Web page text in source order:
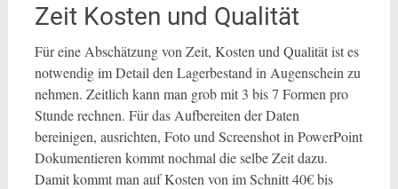
Zeit Kosten und Qualität
Für eine Abschätzung von Zeit, Kosten und Qualität ist es
notwendig im Detail den Lagerbestand in Augenschein zu
nehmen. Zeitlich kann man grob mit 3 bis 7 Formen pro
Stunde rechnen. Für das Aufbereiten der Daten
bereinigen, ausrichten, Foto und Screenshot in PowerPoint
Dokumentieren kommt nochmal die selbe Zeit dazu.
Damit kommt man auf Kosten von im Schnitt 40€ bis